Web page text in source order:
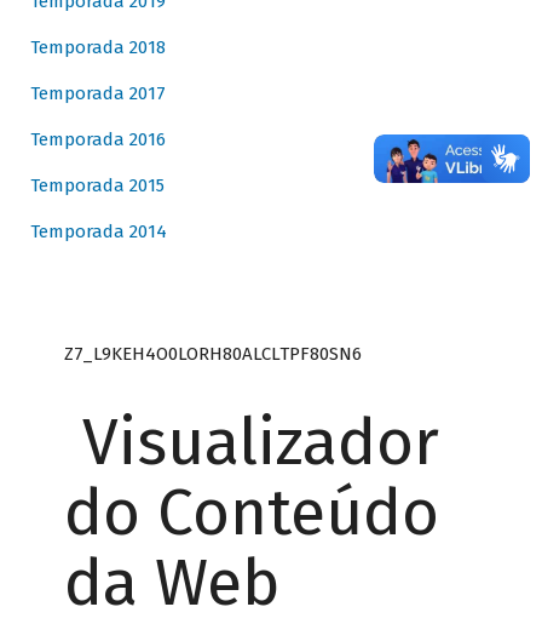
Temporada 2018
Temporada 2017
Temporada 2016
Temporada 2015
Temporada 2014
Z7_L9KEH4O0LORH80ALCLTPF80SN6
Visualizador
do Conteúdo
da Web